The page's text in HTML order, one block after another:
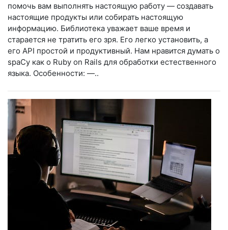
помочь вам выполнять настоящую работу — создавать
настоящие продукты или собирать настоящую
информацию. Библиотека уважает ваше время и
старается не тратить его зря. Его легко установить, а
его API простой и продуктивный. Нам нравится думать о
spaCy как о Ruby on Rails для обработки естественного
языка. Особенности: —..